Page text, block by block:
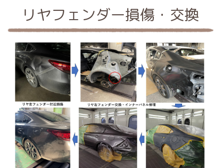
リヤフェンダー損傷・交換